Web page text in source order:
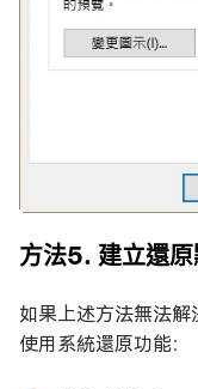
方法5. 建立還
如果上述方法無法
使用系統還原功能：